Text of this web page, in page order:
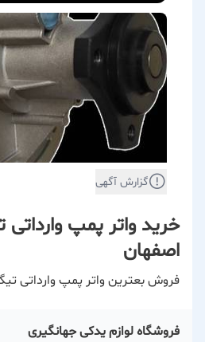
گزارش آگهی
اصفهان
فروش بعترین واتر پمپ وارداتی تیگو 7 در
فروشگاه لوازم یدکی جهانگیری